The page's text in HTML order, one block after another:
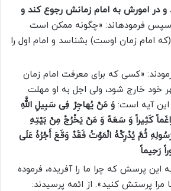
و در امورش به امام زمانش رجوع کند و
سپس فرموده­اند: «چگونه ممکن است
امام زمان اوست) بشناسد و امام اول را
«کسى که براى معرفت امام زمان
خود خارج شود، ولى اجل به او مهلت
این آیه است: وَ مَنْ یُهاجِرْ فِی سَبِیلِ اللَّهِ
کَثِیراً وَ سَعَهً وَ مَنْ یَخْرُجْ مِنْ بَیْتِهِ
رَسُولِهِ ثُمَّ یُدْرِکْهُ الْمَوْتُ فَقَدْ وَقَعَ أَجْرُهُ عَلَى
رَحِیماً
این پرسش که چرا ما را آفریده، فرموده
مرا پرستش کنید». از ائمه پرسیدند: